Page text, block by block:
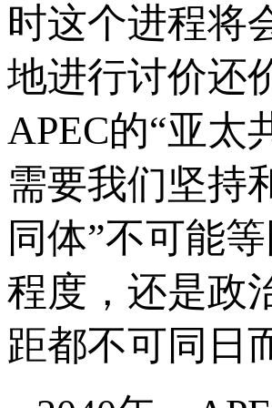
时这个进程将
地进行讨价还
APEC的“亚太
需要我们坚持
同体”不可能
程度，还是政
距都不可同日